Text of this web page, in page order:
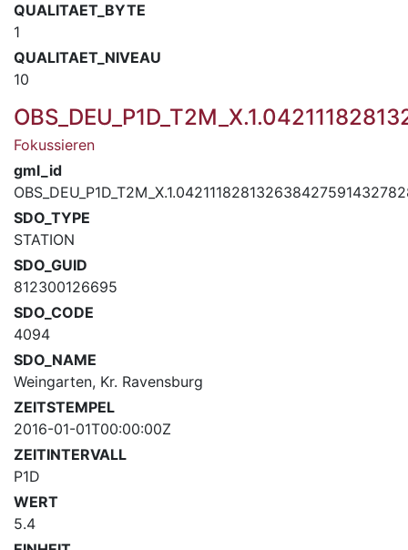
QUALITAET_BYTE
1
QUALITAET_NIVEAU
10
Fokussieren
gml_id
SDO_TYPE
STATION
SDO_GUID
812300126695
SDO_CODE
4094
SDO_NAME
Weingarten, Kr. Ravensburg
ZEITSTEMPEL
2016-01-01T00:00:00Z
ZEITINTERVALL
P1D
WERT
5.4